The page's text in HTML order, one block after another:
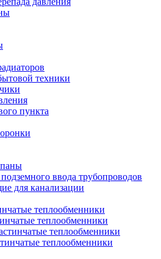
техники
пункта
ввода трубопроводов
для канализации
теплообменники
теплообменники
теплообменники
теплообменники